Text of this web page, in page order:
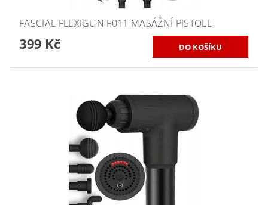
FASCIAL FLEXIGUN F011 MASÁŽNÍ PISTOLE
399 Kč